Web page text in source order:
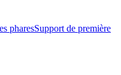
pharesSupport de première